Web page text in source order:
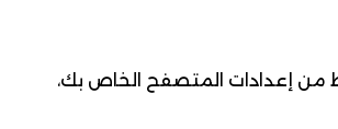
من إعدادات المتصفح الخاص بك،